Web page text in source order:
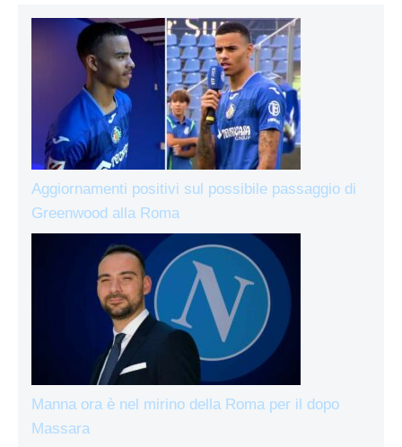
Aggiornamenti positivi sul possibile passaggio di
Greenwood alla Roma
Manna ora è nel mirino della Roma per il dopo
Massara